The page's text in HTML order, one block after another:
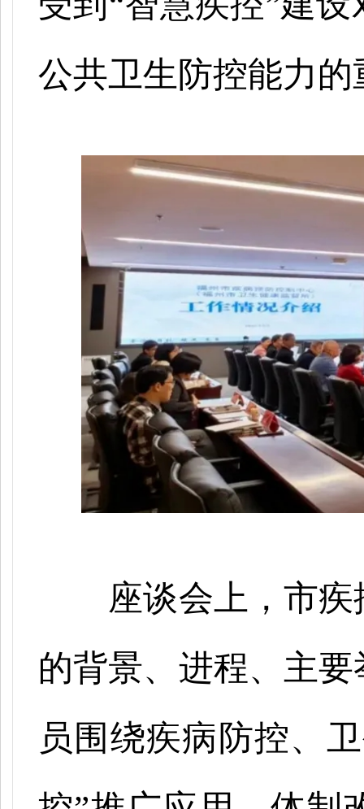
公共卫生防控能力的
座谈会上，市
的背景、进程、主
员围绕疾病防控、